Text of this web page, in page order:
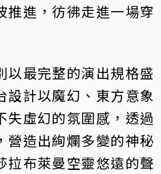
推進，彷彿走進一場穿
以最完整的演出規格盛
設計以魔幻、東方意象
失虛幻的氛圍感，透過
營造出絢爛多變的神秘
拉布萊曼空靈悠遠的聲